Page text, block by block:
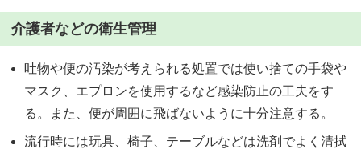
介護者などの衛生管理
吐物や便の汚染が考えられる処置では使い捨ての手袋や
マスク、エプロンを使用するなど感染防止の工夫をす
る。また、便が周囲に飛ばないように十分注意する。
流行時には玩具、椅子、テーブルなどは洗剤でよく清拭